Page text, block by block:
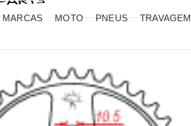
MARCAS MOTO PNEUS TRAVAGEM